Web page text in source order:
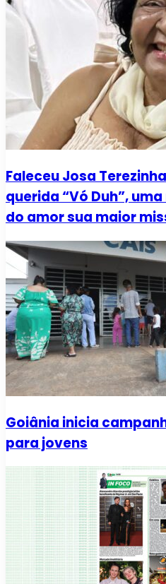
Faleceu Josa
querida “Vó Duh”,
do amor sua maior
Goiânia inicia
para jovens